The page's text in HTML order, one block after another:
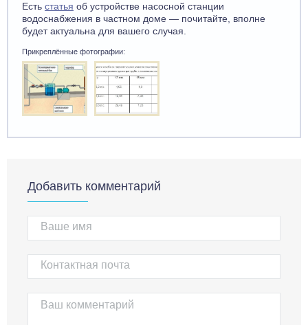
Есть статья об устройстве насосной станции
водоснабжения в частном доме — почитайте, вполне
будет актуальна для вашего случая.
Прикреплённые фотографии:
Добавить комментарий